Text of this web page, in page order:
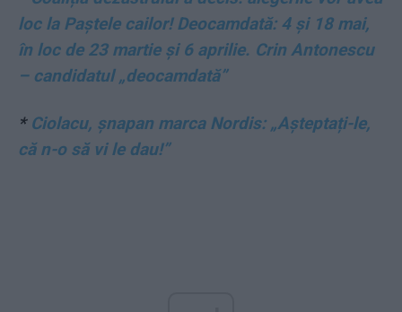
loc la Paștele cailor! Deocamdată: 4 și 18 mai,
în loc de 23 martie și 6 aprilie. Crin Antonescu
– candidatul „deocamdată”
* Ciolacu, șnapan marca Nordis: „Așteptați-le,
că n-o să vi le dau!”